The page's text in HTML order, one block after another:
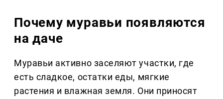
Почему муравьи появляются
на даче
Муравьи активно заселяют участки, где
есть сладкое, остатки еды, мягкие
растения и влажная земля. Они приносят